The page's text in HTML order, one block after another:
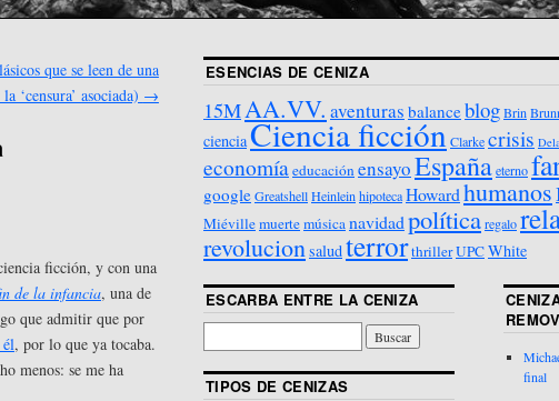
que se leen de una
‘censura’ asociada) →
ficción, y con una
de la infancia, una de
que admitir que por
, por lo que ya tocaba.
menos: se me ha
ESENCIAS DE CENIZA
15MAA.VV. aventuras balanceblogBrin
cienciaCiencia ficciónClarkecrisis
economíaeducaciónensayoEspañaeterno
googleGreatshellHeinleinhipotecaHowardhumanos
Miévillemuertemúsicanavidadpolíticaregalo
revolucion saludterrorthrillerUPCWhite
ESCARBA ENTRE LA CENIZA
TIPOS DE CENIZAS
final